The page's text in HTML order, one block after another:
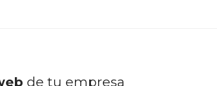
de tu empresa